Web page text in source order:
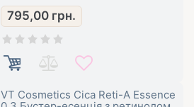
795,00 грн.
VT Cosmetics Cica Reti-A Essence